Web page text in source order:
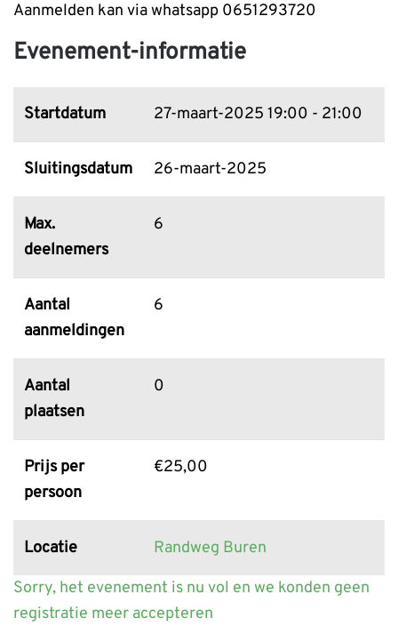
Aanmelden kan via whatsapp 0651293720
Evenement-informatie
Startdatum 27-maart-2025 19:00 - 21:00
Sluitingsdatum 26-maart-2025
Max.
deelnemers
6
Aantal
aanmeldingen
6
Aantal
plaatsen
0
Prijs per
persoon
€25,00
Locatie
Randweg Buren
Sorry, het evenement is nu vol en we konden geen
registratie meer accepteren